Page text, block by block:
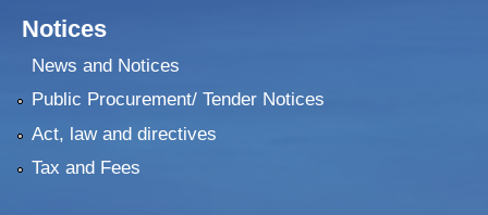
Notices
News and Notices
Public Procurement/ Tender Notices
Act, law and directives
Tax and Fees